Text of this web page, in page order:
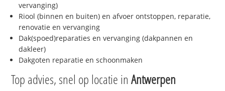
vervanging)
Riool (binnen en buiten) en afvoer ontstoppen, reparatie,
renovatie en vervanging
Dak(spoed)reparaties en vervanging (dakpannen en
dakleer)
Dakgoten reparatie en schoonmaken
Top advies, snel op locatie inAntwerpen